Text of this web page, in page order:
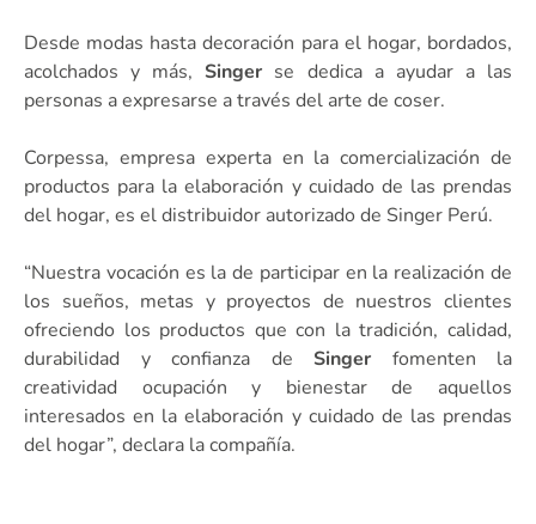
Desde modas hasta decoración para el hogar, bordados,
acolchados y más,Singer se dedica a ayudar a las
personas a expresarse a través del arte de coser.
Corpessa, empresa experta en la comercialización de
productos para la elaboración y cuidado de las prendas
del hogar, es el distribuidor autorizado de Singer Perú.
“Nuestra vocación es la de participar en la realización de
los sueños, metas y proyectos de nuestros clientes
ofreciendo los productos que con la tradición, calidad,
durabilidad y confianza de Singer fomenten la
creatividad ocupación y bienestar de aquellos
interesados en la elaboración y cuidado de las prendas
del hogar”, declara la compañía.